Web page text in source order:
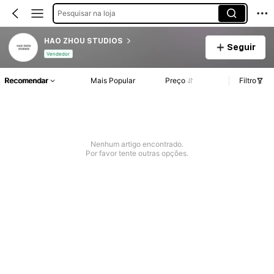
Pesquisar na loja
HAO ZHOU STUDIOS
Vendedor
Seguir
Recomendar Mais Popular Preço Filtro
Nenhum artigo encontrado.
Por favor tente outras opções.